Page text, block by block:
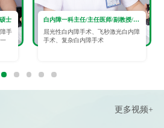
士
手
白内障一科主任/主任医师/副教授/眼科学硕士
屈光性白内障手术、飞秒激光白内障
手术、复杂白内障手术
更多视频+